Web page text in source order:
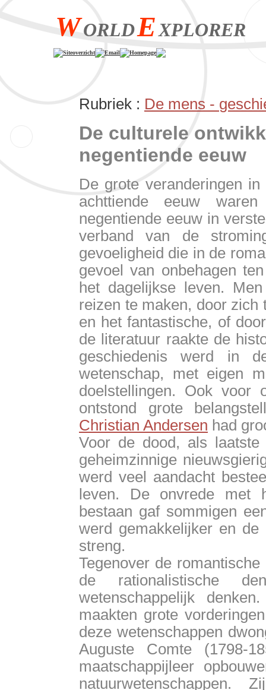
WORLDEXPLORER
Siteoverzicht Email Homepage
Rubriek : De mens -
De culturele
negentiende eeuw
De grote veranderingen
achttiende eeuw
negentiende eeuw in
verband van de
gevoeligheid die in de
gevoel van onbehagen
het dagelijkse leven.
reizen te maken, door zich
en het fantastische, of
de literatuur raakte de
geschiedenis werd in
wetenschap, met eigen
doelstellingen. Ook voor
ontstond grote
Christian Andersen had
Voor de dood, als
geheimzinnige
werd veel aandacht
leven. De onvrede met
bestaan gaf sommigen
werd gemakkelijker en de
streng.
Tegenover de
de rationalistische
wetenschappelijk
maakten grote
deze wetenschappen
Auguste Comte (1798-
maatschappijleer